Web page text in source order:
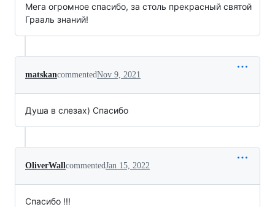
Мега огромное спасибо, за столь прекрасный святой
Грааль знаний!
matskancommentedNov 9, 2021
Душа в слезах) Спасибо
OliverWall commentedJan 15, 2022
Спасибо !!!